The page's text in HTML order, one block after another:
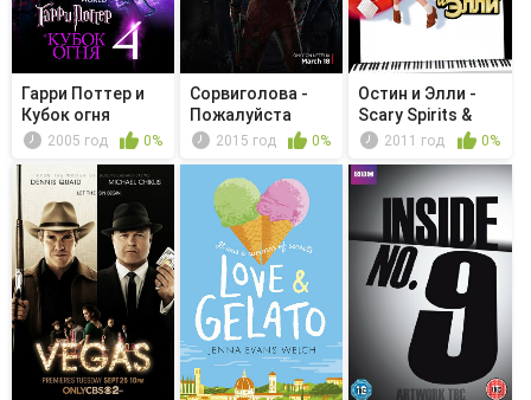
Гарри Поттер и
Кубок огня
2005 год 0%
Сорвиголова -
Пожалуйста
2015 год 0%
Остин и Элли -
Scary Spirits &
Spooky...
2011 год 0%